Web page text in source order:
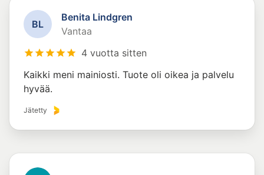
BL
Benita Lindgren
Vantaa
4 vuotta sitten
Kaikki meni mainiosti. Tuote oli oikea ja palvelu
hyvää.
Jätetty